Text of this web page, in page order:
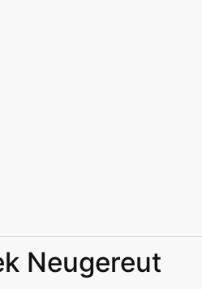
| Freizeit Kitas | Schulen
Neugereut